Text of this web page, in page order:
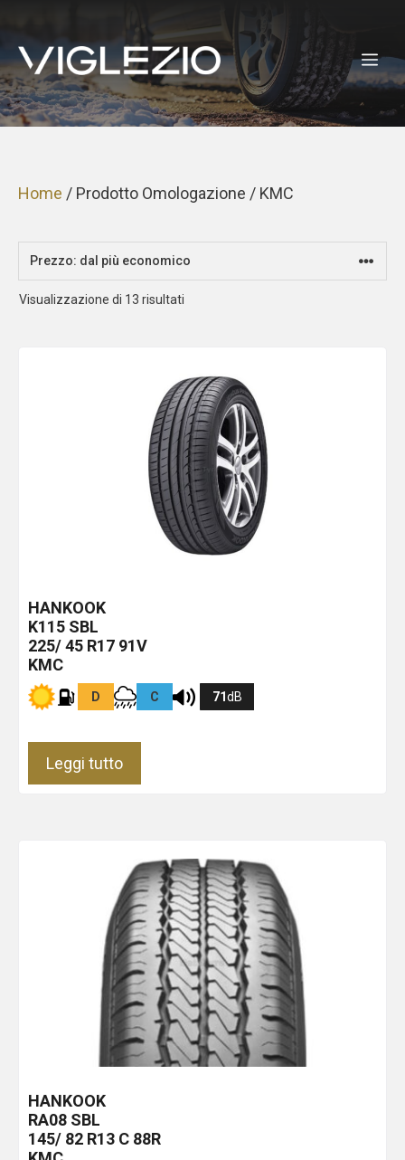
contenuto
Home / Prodotto Omologazione / KMC
Visualizzazione di 13 risultati
HANKOOK
K115 SBL
225/ 45 R17 91V
KMC
D C 71dB
Leggi tutto
HANKOOK
RA08 SBL
145/ 82 R13 C 88R